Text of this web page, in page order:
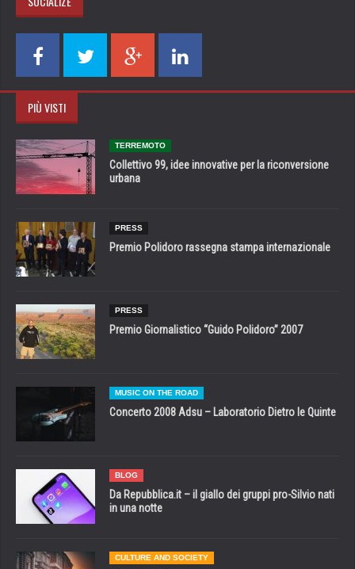
PIÙ VISTI
TERREMOTO
Collettivo 99, idee innovative per la riconversione
urbana
PRESS
Premio Polidoro rassegna stampa internazionale
PRESS
Premio Giornalistico “Guido Polidoro” 2007
MUSIC ON THE ROAD
Concerto 2008 Adsu – Laboratorio Dietro le Quinte
BLOG
Da Repubblica.it – il giallo dei gruppi pro-Silvio nati
in una notte
CULTURE AND SOCIETY